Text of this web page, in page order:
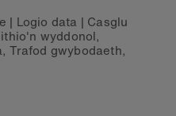
| Logio data | Casglu
wyddonol,
,Trafod gwybodaeth,